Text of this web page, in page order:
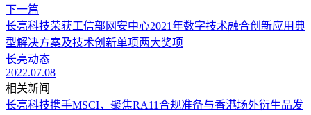
下一篇
长亮科技荣获工信部网安中心2021年数字技术融合创新应用典
型解决方案及技术创新单项两大奖项
长亮动态
2022.07.08
相关新闻
长亮科技携手MSCI，聚焦RA11合规准备与香港场外衍生品发